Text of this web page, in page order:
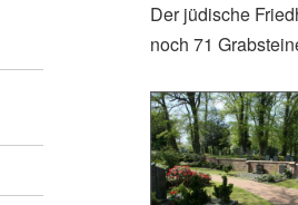
Der jüdische
noch 71